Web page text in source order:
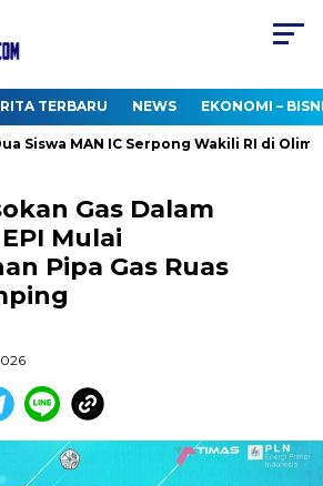
TERBARU NEWS EKONOMI –
MAN IC Serpong Wakili RI di
Gas Dalam
Mulai
Pipa Gas Ruas